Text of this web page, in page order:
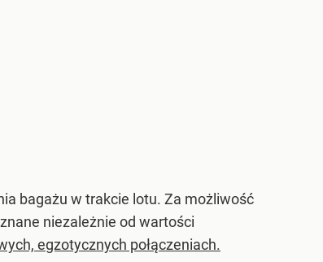
bagażu w trakcie lotu. Za możliwość
niezależnie od wartości
egzotycznych połączeniach.